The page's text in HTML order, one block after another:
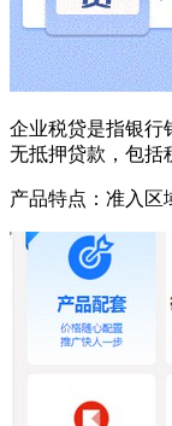
企业税贷是指银行
无抵押贷款，包括
产品特点：准入区